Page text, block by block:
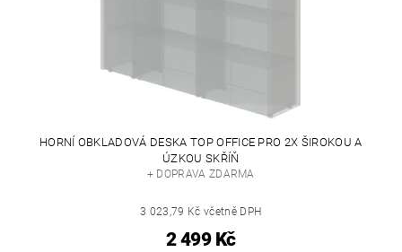
HORNÍ OBKLADOVÁ DESKA TOP OFFICE PRO 2X ŠIROKOU A
ÚZKOU SKŘÍŇ
+ DOPRAVA ZDARMA
3 023,79 Kč včetně DPH
2 499 Kč